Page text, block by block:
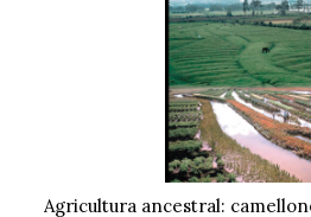
Agricultura ancestral: